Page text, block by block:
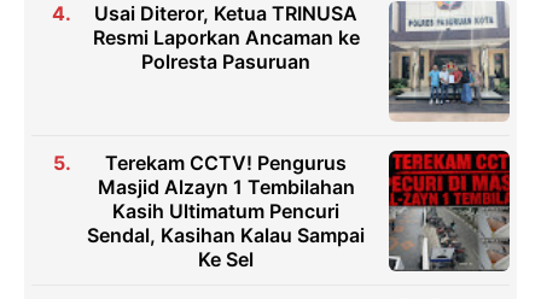
Usai Diteror, Ketua TRINUSA
Resmi Laporkan Ancaman ke
Polresta Pasuruan
Terekam CCTV! Pengurus
Masjid Alzayn 1 Tembilahan
Kasih Ultimatum Pencuri
Sendal, Kasihan Kalau Sampai
Ke Sel